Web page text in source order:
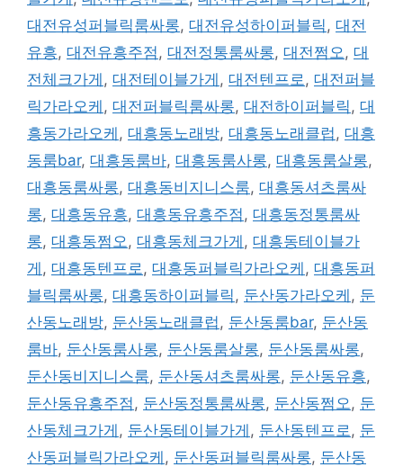
대전유성퍼블릭룸싸롱, 대전유성하이퍼블릭 , 대전
유흥, 대전유흥주점 , 대전정통룸싸롱, 대전쩜오 , 대
전체크가게 , 대전테이블가게 , 대전텐프로 , 대전퍼블
릭가라오케 , 대전퍼블릭룸싸롱, 대전하이퍼블릭 , 대
흥동가라오케 , 대흥동노래방, 대흥동노래클럽 , 대흥
동룸bar, 대흥동룸바, 대흥동룸사롱, 대흥동룸살롱,
대흥동룸싸롱, 대흥동비지니스룸, 대흥동셔츠룸싸
롱, 대흥동유흥, 대흥동유흥주점 , 대흥동정통룸싸
롱, 대흥동쩜오 , 대흥동체크가게 , 대흥동테이블가
게 , 대흥동텐프로 , 대흥동퍼블릭가라오케 , 대흥동퍼
블릭룸싸롱, 대흥동하이퍼블릭 , 둔산동가라오케 , 둔
산동노래방, 둔산동노래클럽 , 둔산동룸bar, 둔산동
룸바, 둔산동룸사롱, 둔산동룸살롱, 둔산동룸싸롱,
둔산동비지니스룸, 둔산동셔츠룸싸롱, 둔산동유흥,
둔산동유흥주점 , 둔산동정통룸싸롱, 둔산동쩜오 , 둔
산동체크가게 , 둔산동테이블가게 , 둔산동텐프로 , 둔
산동퍼블릭가라오케 , 둔산동퍼블릭룸싸롱, 둔산동